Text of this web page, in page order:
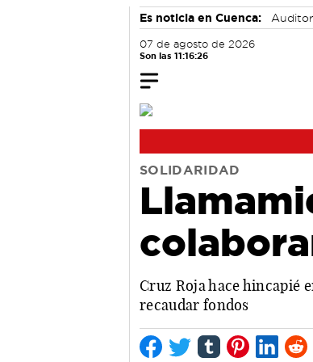
Es noticia en Cuenca:
07 de agosto de 2026
Son las 11:16:26
SOLIDARIDAD
Cruz Roja hace hincapié
recaudar fondos